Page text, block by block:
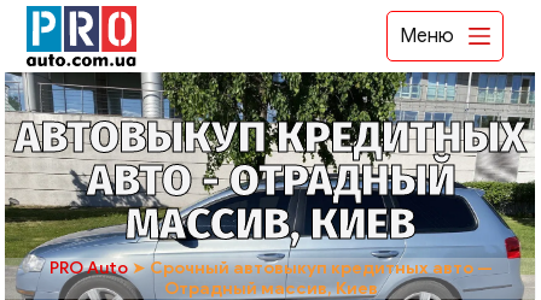
Меню
АВТОВЫКУП КРЕДИТНЫХ
АВТО - ОТРАДНЫЙ
МАССИВ, КИЕВ
PRO Auto➤Срочный автовыкуп кредитных авто —
Отрадный массив, Киев